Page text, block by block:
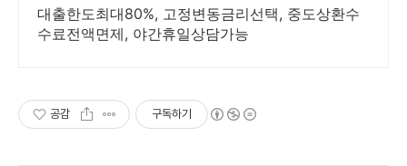
대출한도최대80%, 고정변동금리선택, 중도상환수
수료전액면제, 야간휴일상담가능
공감 구독하기